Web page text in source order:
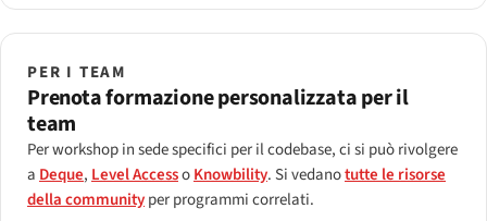
PER I TEAM
Prenota formazione personalizzata per il
team
Per workshop in sede specifici per il codebase, ci si può rivolgere
a Deque, Level AccessoKnowbility. Si vedanotutte le risorse
della communityper programmi correlati.